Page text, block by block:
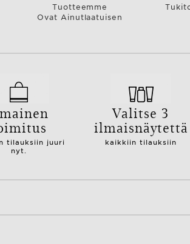
Tuotteemme
Ovat Ainutlaatuisen
tilauksiin juuri
nyt.
Valitse 3
ilmaisnäytettä
kaikkiin tilauksiin